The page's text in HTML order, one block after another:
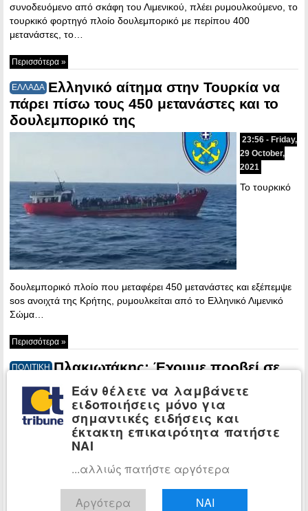
συνοδευόμενο από σκάφη του Λιμενικού, πλέει ρυμουλκούμενο, το
τουρκικό φορτηγό πλοίο δουλεμπορικό με περίπου 400
μετανάστες, το…
Περισσότερα »
ΕΛΛΑΔΑ Ελληνικό αίτημα στην Τουρκία να
πάρει πίσω τους 450 μετανάστες και το
δουλεμπορικό της
23:56 - Friday,
29 October,
2021
Το τουρκικό
δουλεμπορικό πλοίο που μεταφέρει 450 μετανάστες και εξέπεμψε
sos ανοιχτά της Κρήτης, ρυμουλκείται από το Ελληνικό Λιμενικό
Σώμα…
Περισσότερα »
ΠΟΛΙΤΙΚΗ Πλακιωτάκης: Έχουμε προβεί σε
διάβημα για να γίνει γνωστό τι ακριβώς
επιχειρεί η Τουρκία στο Αιγαίο
Wednesday,
Εάν θέλετε να λαμβάνετε
ειδοποιήσεις μόνο για
σημαντικές ειδήσεις και
έκτακτη επικαιρότητα πατήστε
ΝΑΙ
...αλλιώς πατήστε αργότερα
Αργότερα ΝΑΙ